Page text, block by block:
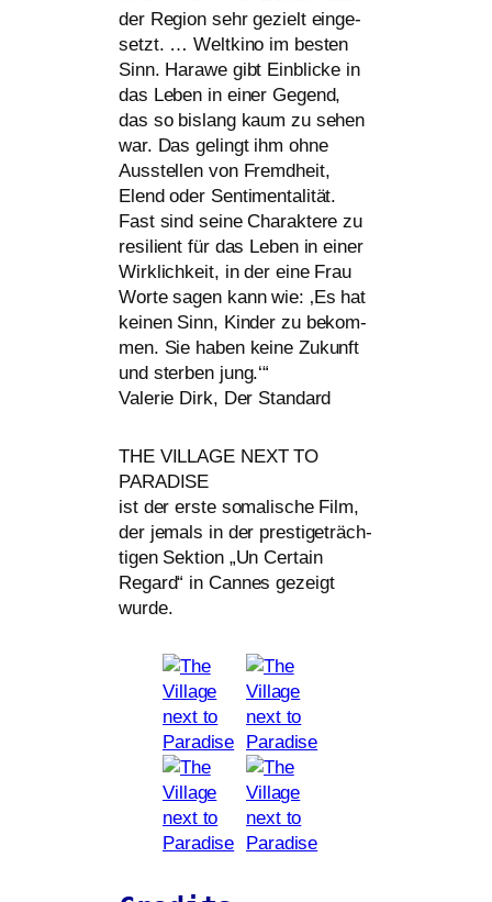
der Region sehr gezielt ein­ge­
setzt. … Weltkino im bes­ten
Sinn. Harawe gibt Einblicke in
das Leben in einer Gegend,
das so bis­lang kaum zu sehen
war. Das gelingt ihm ohne
Ausstellen von Fremdheit,
Elend oder Sentimentalität.
Fast sind sei­ne Charaktere zu
resi­li­ent für das Leben in einer
Wirklichkeit, in der eine Frau
Worte sagen kann wie: ‚Es hat
kei­nen Sinn, Kinder zu bekom­
men. Sie haben kei­ne Zukunft
und ster­ben jung.‘“
Valerie Dirk, Der Standard
​THE VILLAGE NEXT TO
PARADISE
ist der ers­te soma­li­sche Film,
der jemals in der pres­ti­ge­träch­
ti­gen Sektion „Un Certain
Regard“ in Cannes gezeigt
wurde.